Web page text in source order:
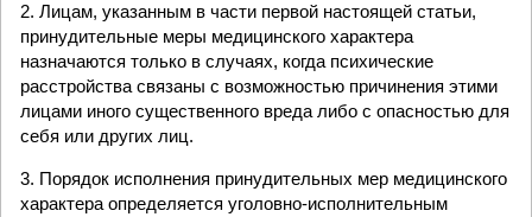
2. Лицам, указанным в части первой настоящей статьи,
принудительные меры медицинского характера
назначаются только в случаях, когда психические
расстройства связаны с возможностью причинения этими
лицами иного существенного вреда либо с опасностью для
себя или других лиц.
3. Порядок исполнения принудительных мер медицинского
характера определяется уголовно-исполнительным